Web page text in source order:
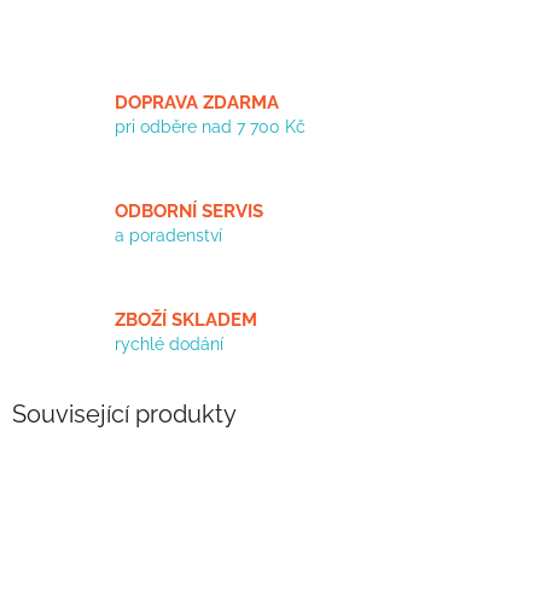
DOPRAVA ZDARMA
pri odběre nad 7 700 Kč
ODBORNÍ SERVIS
a poradenství
ZBOŽÍ SKLADEM
rychlé dodání
Související produkty